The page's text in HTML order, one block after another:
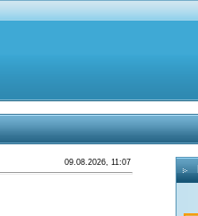
09.08.2026, 11:07